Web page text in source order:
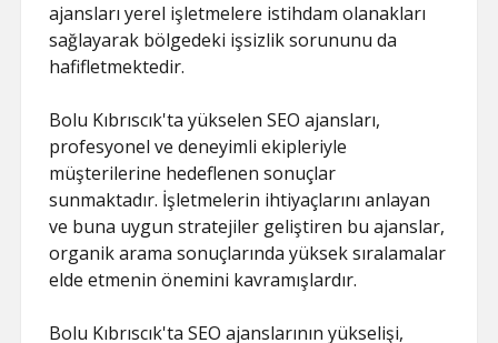
ajansları yerel işletmelere istihdam olanakları
sağlayarak bölgedeki işsizlik sorununu da
hafifletmektedir.
Bolu Kıbrıscık'ta yükselen SEO ajansları,
profesyonel ve deneyimli ekipleriyle
müşterilerine hedeflenen sonuçlar
sunmaktadır. İşletmelerin ihtiyaçlarını anlayan
ve buna uygun stratejiler geliştiren bu ajanslar,
organik arama sonuçlarında yüksek sıralamalar
elde etmenin önemini kavramışlardır.
Bolu Kıbrıscık'ta SEO ajanslarının yükselişi,